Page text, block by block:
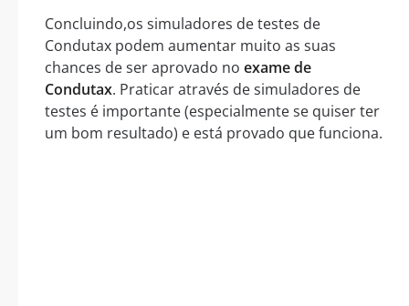
Concluindo,os simuladores de testes de
Condutax podem aumentar muito as suas
chances de ser aprovado no exame de
Condutax. Praticar através de simuladores de
testes é importante (especialmente se quiser ter
um bom resultado) e está provado que funciona.